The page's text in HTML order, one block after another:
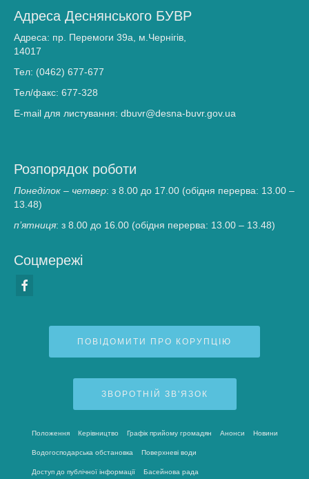
Повідомити про корупцію
Прес-центр
Новини
ПУРБ
Адреса Деснянського БУВР
Адреса: пр. Перемоги 39а, м.Чернігів,
14017
Тел: (0462) 677-677
Тел/факс: 677-328
E-mail для листування: dbuvr@desna-buvr.gov.ua
Розпорядок роботи
Понеділок – четвер: з 8.00 до 17.00 (обідня перерва: 13.00 –
13.48)
п’ятниця: з 8.00 до 16.00 (обідня перерва: 13.00 – 13.48)
Соцмережі
ПОВІДОМИТИ ПРО КОРУПЦІЮ
ЗВОРОТНІЙ ЗВ'ЯЗОК
Положення Керівництво Графік прийому громадян Анонси Новини
Водогосподарська обстановка Поверхневі води
Доступ до публічної інформації Басейнова рада